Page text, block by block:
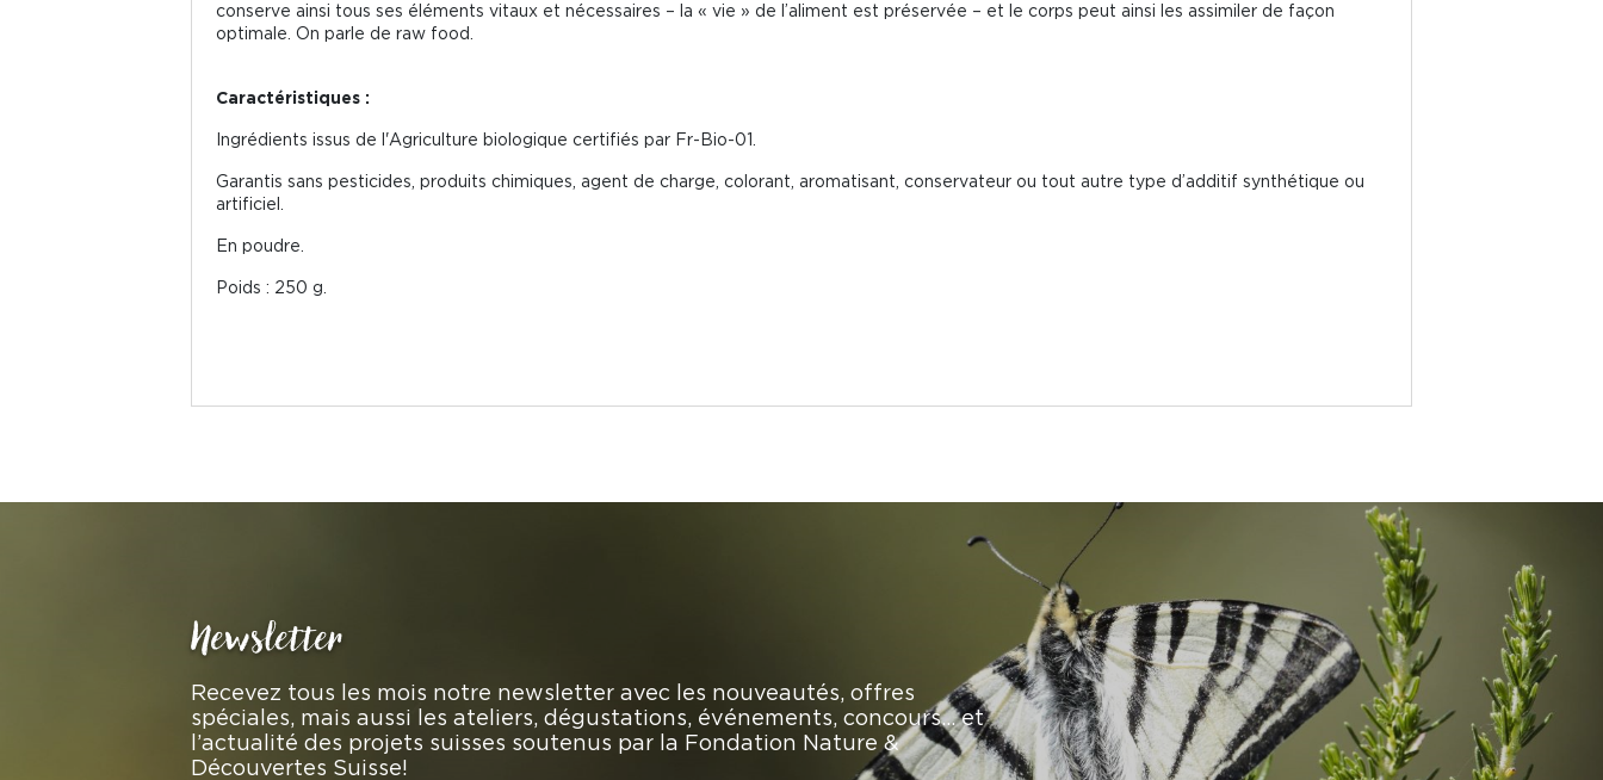
conserve ainsi tous ses éléments vitaux et nécessaires – la « vie » de l’aliment est préservée – et le corps peut ainsi les assimiler de façon
optimale. On parle de raw food.
Caractéristiques :
Ingrédients issus de l'Agriculture biologique certifiés par Fr-Bio-01.
Garantis sans pesticides, produits chimiques, agent de charge, colorant, aromatisant, conservateur ou tout autre type d’additif synthétique ou
artificiel.
En poudre.
Poids : 250 g.
Newsletter
Recevez tous les mois notre newsletter avec les nouveautés, offres
spéciales, mais aussi les ateliers, dégustations, événements, concours… et
l’actualité des projets suisses soutenus par la Fondation Nature &
Découvertes Suisse!